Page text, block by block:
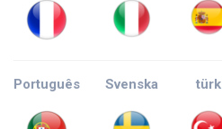
Português Svenska türk